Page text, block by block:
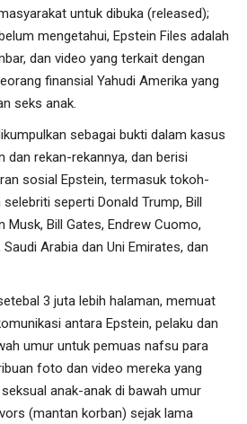
untuk dibuka (released);
mengetahui, Epstein Files adalah
dan video yang terkait dengan
finansial Yahudi Amerika yang
seks anak.
sebagai bukti dalam kasus
dan rekan-rekannya, dan berisi
sosial Epstein, termasuk tokoh-
seperti Donald Trump, Bill
Musk, Bill Gates, Endrew Cuomo,
Arabia dan Uni Emirates, dan
3 juta lebih halaman, memuat
antara Epstein, pelaku dan
umur untuk pemuas nafsu para
foto dan video mereka yang
anak-anak di bawah umur
(mantan korban) sejak lama